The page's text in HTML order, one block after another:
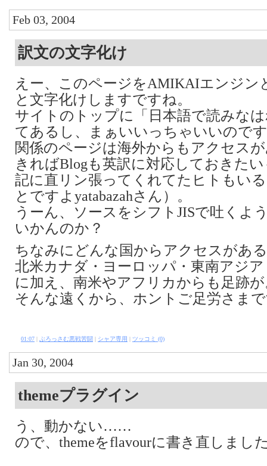
Feb 03, 2004
訳文の文字化け
えー、このページをAMIKAIエンジン
と文字化けしますですね。
サイトのトップに「日本語で読みな
てあるし、まぁいいっちゃいいので
関係のページは海外からもアクセス
きればBlogも英訳に対応しておきた
記に直リン張ってくれてたヒトもい
とですよyatabazahさん）。
うーん、ソースをシフトJISで吐くよ
いかんのか？
ちなみにどんな国からアクセスがあ
北米カナダ・ヨーロッパ・東南アジ
に加え、南米やアフリカからも足跡
そんな遠くから、ホントご足労さま
01:07 | ぶろっさむ悪戦苦闘 | シャア専用 | ツッコミ (0)
Jan 30, 2004
themeプラグイン
う、動かない……
ので、themeをflavourに書き直しまし